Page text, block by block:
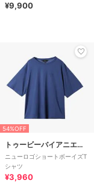
¥9,900
54%OFF
トゥービーバイアニエスベー
ニューロゴショートボーイズT
シャツ
¥3,960